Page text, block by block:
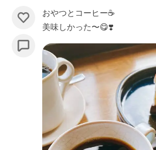
おやつとコーヒー☕️
美味しかった〜😋❣️